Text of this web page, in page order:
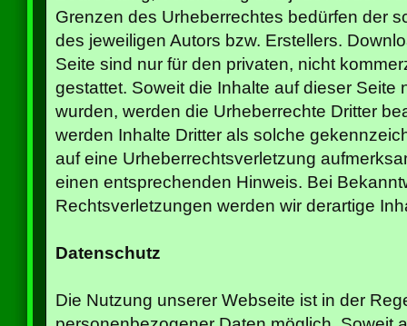
Grenzen des Urheberrechtes bedürfen der
des jeweiligen Autors bzw. Erstellers.
Seite sind nur für den privaten, nicht
gestattet. Soweit die Inhalte auf dieser Seite
wurden, werden die Urheberrechte Dritter
werden Inhalte Dritter als solche
auf eine Urheberrechtsverletzung
einen entsprechenden Hinweis. Bei
Rechtsverletzungen werden wir derartige
Datenschutz
Die Nutzung unserer Webseite ist in der